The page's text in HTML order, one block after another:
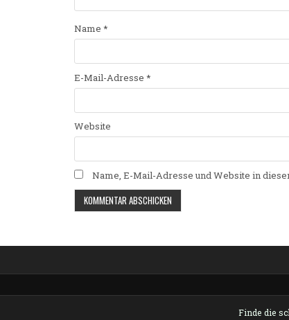
Name *
E-Mail-Adresse *
Website
Name, E-Mail-Adresse und Website in
Finde die